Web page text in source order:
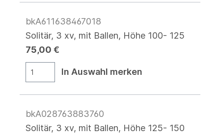
bkA611638467018
Solitär, 3 xv, mit Ballen, Höhe 100- 125
75,00 €
In Auswahl merken
bkA028763883760
Solitär, 3 xv, mit Ballen, Höhe 125- 150